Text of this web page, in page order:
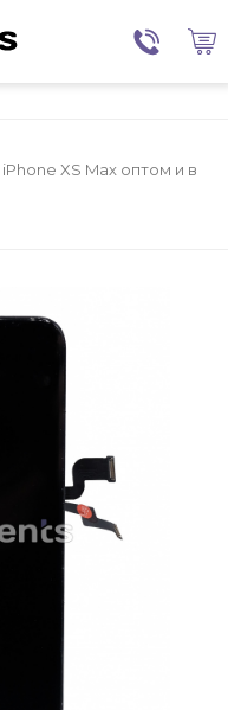
XS Max оптом и в